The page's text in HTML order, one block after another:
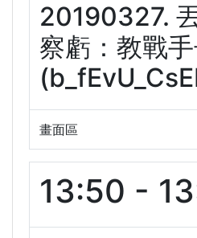
20190327.
察虧：教戰
畫面區
13:50 -